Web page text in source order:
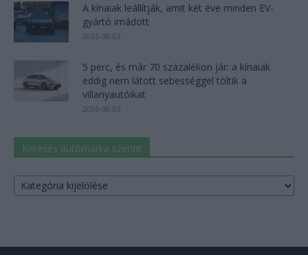
A kínaiak leállítják, amit két éve minden EV-
gyártó imádott
2026-08-03
5 perc, és már 70 százalékon jár: a kínaiak
eddig nem látott sebességgel töltik a
villanyautóikat
2026-08-03
Keresés autómárka szerint
Keresés
autómárka